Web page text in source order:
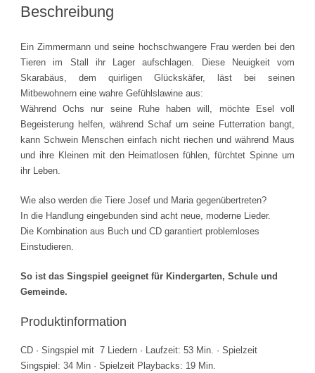
·
Anja
Haverkock
/
Wilfried
Röhrig
quantity
Beschreibung
Ein Zimmermann und seine hochschwangere Frau werden bei den
Tieren im Stall ihr Lager aufschlagen. Diese Neuigkeit vom
Skarabäus, dem quirligen Glückskäfer, läst bei seinen
Mitbewohnern eine wahre Gefühlslawine aus:
Während Ochs nur seine Ruhe haben will, möchte Esel voll
Begeisterung helfen, während Schaf um seine Futterration bangt,
kann Schwein Menschen einfach nicht riechen und während Maus
und ihre Kleinen mit den Heimatlosen fühlen, fürchtet Spinne um
ihr Leben.
Wie also werden die Tiere Josef und Maria gegenübertreten?
In die Handlung eingebunden sind acht neue, moderne Lieder.
Die Kombination aus Buch und CD garantiert problemloses
Einstudieren.
So ist das Singspiel geeignet für Kindergarten, Schule und
Gemeinde.
Produktinformation
CD · Singspiel mit 7 Liedern · Laufzeit: 53 Min. · Spielzeit
Singspiel: 34 Min · Spielzeit Playbacks: 19 Min.